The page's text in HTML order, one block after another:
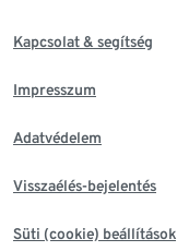
Kapcsolat & segítség
Impresszum
Adatvédelem
Visszaélés-bejelentés
Süti (cookie) beállítások